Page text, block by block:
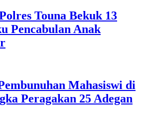
Touna Bekuk 13
Pencabulan Anak
Mahasiswi di
Peragakan 25 Adegan